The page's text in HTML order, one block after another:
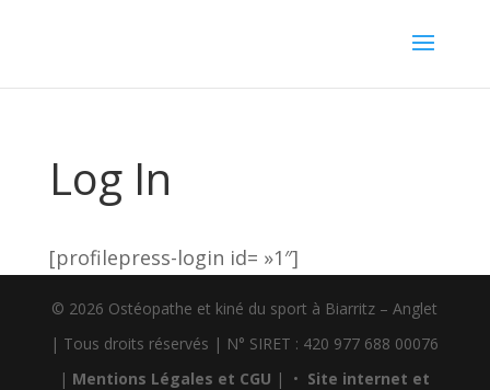
Log In
[profilepress-login id= »1″]
© 2026 Ostéopathe et kiné du sport à Biarritz – Anglet
| Tous droits réservés | N° SIRET : 420 977 688 00076
| Mentions Légales et CGU | • Site internet et